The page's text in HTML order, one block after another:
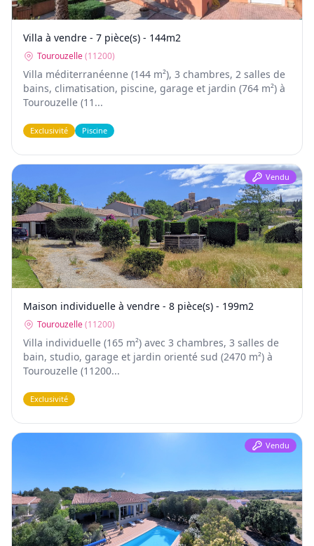
Villa à vendre - 7 pièce(s) - 144m2
Tourouzelle(11200)
Villa méditerranéenne (144 m²), 3 chambres, 2 salles de
bains, climatisation, piscine, garage et jardin (764 m²) à
Tourouzelle (11...
Exclusivité Piscine
Vendu
Maison individuelle à vendre - 8 pièce(s) - 199m2
Tourouzelle(11200)
Villa individuelle (165 m²) avec 3 chambres, 3 salles de
bain, studio, garage et jardin orienté sud (2470 m²) à
Tourouzelle (11200...
Exclusivité
Vendu